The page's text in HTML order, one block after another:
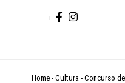
Home - Cultura - Concurso